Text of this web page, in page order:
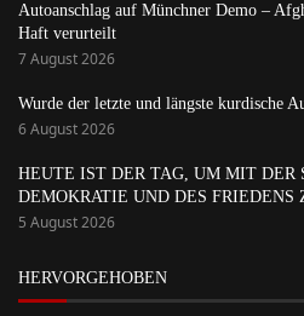
Autoanschlag auf Münchner Demo –
Haft verurteilt
7 August 2026
Wurde der letzte und längste kurdische
6 August 2026
HEUTE IST DER TAG, UM MIT DER
DEMOKRATIE UND DES FRIEDENS
5 August 2026
HERVORGEHOBEN